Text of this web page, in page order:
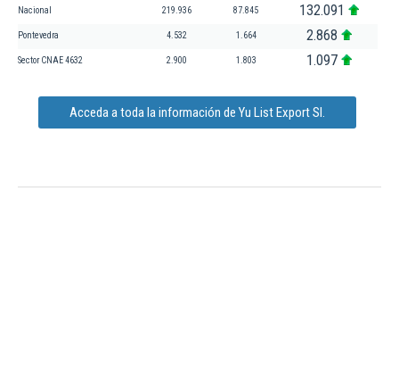
Nacional 219.936 87.845 132.091
Pontevedra 4.532 1.664 2.868
Sector CNAE 4632 2.900 1.803 1.097
Acceda a toda la información de Yu List Export Sl.